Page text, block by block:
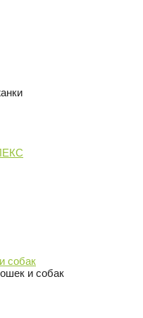
собак
и собак